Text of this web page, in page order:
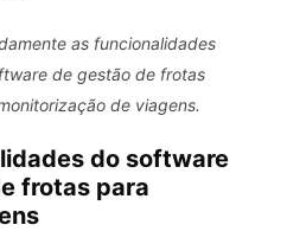
as funcionalidades
de gestão de frotas
de viagens.
do software
frotas para